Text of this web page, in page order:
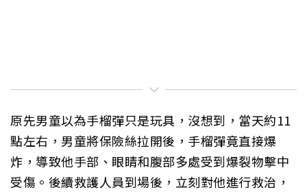
原先男童以為手榴彈只是玩具，沒想到，當天約11
點左右，男童將保險絲拉開後，手榴彈竟直接爆
炸，導致他手部、眼睛和腹部多處受到爆裂物擊中
受傷。後續救護人員到場後，立刻對他進行救治，